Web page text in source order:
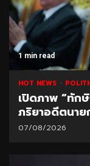
1 min read
HOT NEWS
เปิดภาพ “ทัก
ภริยาอดีตนาย
07/08/2026